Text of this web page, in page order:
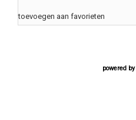
toevoegen aan favorieten
powered by